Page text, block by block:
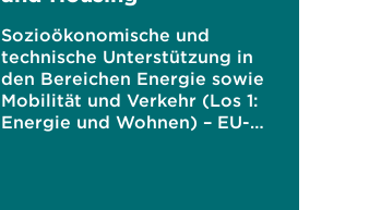
Sozioökonomische und
technische Unterstützung in
den Bereichen Energie sowie
Mobilität und Verkehr (Los 1:
Energie und Wohnen) – EU-